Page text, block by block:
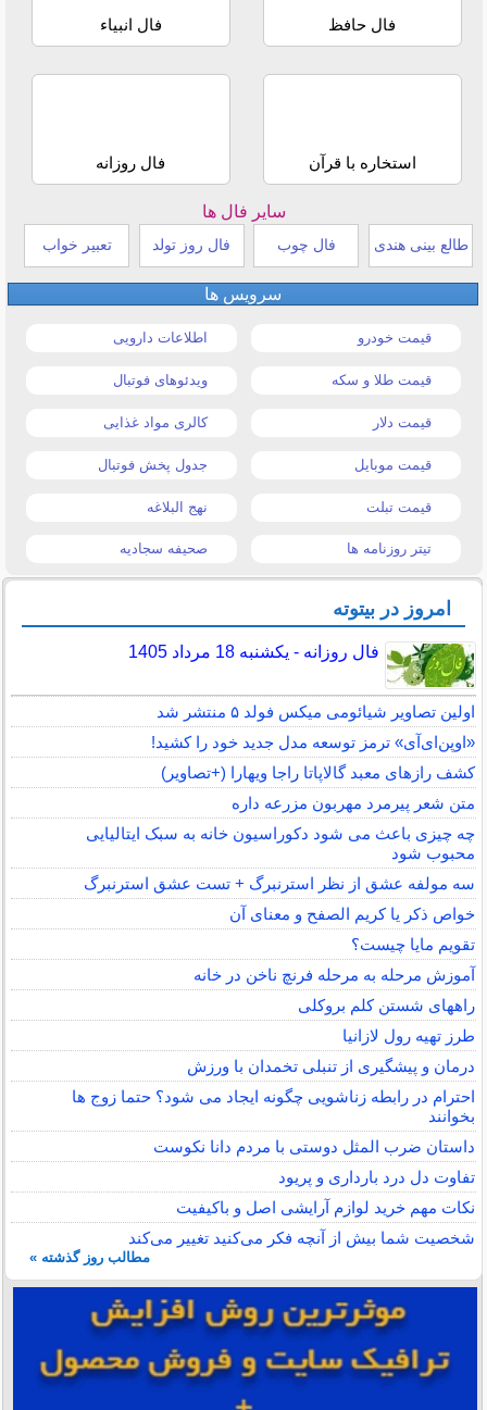
فال حافظ فال انبیاء
استخاره با قرآن فال روزانه
سایر فال ها
طالع بینی هندی فال چوب فال روز تولد تعبیر خواب
سرویس ها
قیمت خودرو اطلاعات دارویی
قیمت طلا و سکه ویدئوهای فوتبال
قیمت دلار کالری مواد غذایی
قیمت موبایل جدول پخش فوتبال
قیمت تبلت نهج البلاغه
تیتر روزنامه ها صحیفه سجادیه
امروز در بیتوته
فال روزانه - یکشنبه 18 مرداد 1405
اولین تصاویر شیائومی میکس فولد ۵ منتشر شد
«اوپن‌ای‌آی» ترمز توسعه مدل جدید خود را کشید!
کشف رازهای معبد گالاپاتا راجا ویهارا (+تصاویر)
متن شعر پیرمرد مهربون مزرعه داره
چه چیزی باعث می شود دکوراسیون خانه به سبک ایتالیایی
محبوب شود
سه مولفه عشق از نظر استرنبرگ + تست عشق استرنبرگ
خواص ذکر یا کریم الصفح و معنای آن
تقویم مایا چیست؟
آموزش مرحله به مرحله فرنچ ناخن در خانه
راههای شستن کلم بروکلی
طرز تهیه رول لازانیا
درمان و پیشگیری از تنبلی تخمدان با ورزش
احترام در رابطه زناشویی چگونه ایجاد می شود؟ حتما زوج ها
بخوانند
داستان ضرب المثل دوستی با مردم دانا نكوست
تفاوت دل درد بارداری و پریود
نکات مهم خرید لوازم آرایشی اصل و باکیفیت
شخصیت شما بیش از آنچه فکر می‌کنید تغییر می‌کند
مطالب روز گذشته »